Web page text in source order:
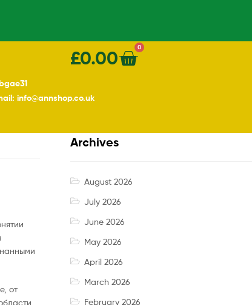
£0.00 0
info@annshop.co.uk
от
Archives
August 2026
July 2026
June 2026
May 2026
April 2026
March 2026
February 2026